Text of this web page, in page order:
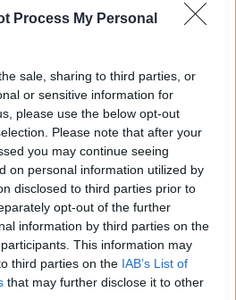
Process My Personal
sale, sharing to third parties, or
or sensitive information for
please use the below opt-out
Please note that after your
you may continue seeing
on personal information utilized by
disclosed to third parties prior to
opt-out of the further
information by third parties on the
This information may
third parties on the IAB’s List of
that may further disclose it to other
ΓΕΩΡΓΙΑΔΗΣ
ΙΔΙΑ ΚΑΤΗΓΟΡΙΑ
περιοδεία Άδωνι
σε Καστοριά και
2026